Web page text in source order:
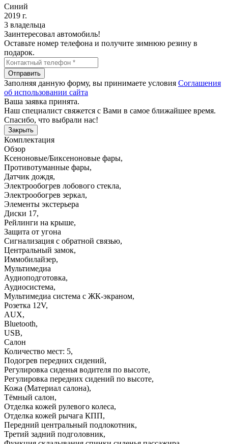
Синий
2019 г.
3 владельца
Заинтересовал автомобиль!
Оставьте номер телефона и получите зимнюю резину в
подарок.
Отправить
Заполняя данную форму, вы принимаете условия Соглашения
об использовании сайта
Ваша заявка принята.
Наш специалист свяжется с Вами в самое ближайшее время.
Спасибо, что выбрали нас!
Закрыть
Комплектация
Обзор
Ксеноновые/Биксеноновые фары,
Противотуманные фары,
Датчик дождя,
Электрообогрев лобового стекла,
Электрообогрев зеркал,
Элементы экстерьера
Диски 17,
Рейлинги на крыше,
Защита от угона
Сигнализация с обратной связью,
Центральный замок,
Иммобилайзер,
Мультимедиа
Аудиоподготовка,
Аудиосистема,
Мультимедиа система с ЖК-экраном,
Розетка 12V,
AUX,
Bluetooth,
USB,
Салон
Количество мест: 5,
Подогрев передних сидений,
Регулировка сиденья водителя по высоте,
Регулировка передних сидений по высоте,
Кожа (Материал салона),
Тёмный салон,
Отделка кожей рулевого колеса,
Отделка кожей рычага КПП,
Передний центральный подлокотник,
Третий задний подголовник,